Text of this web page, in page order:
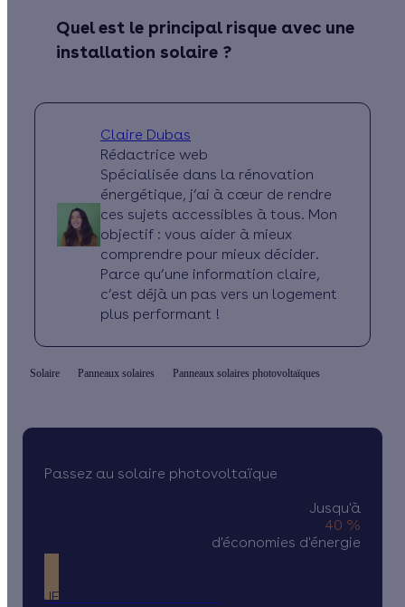
Quel est le principal risque avec une
installation solaire ?
Claire Dubas
Rédactrice web
Spécialisée dans la rénovation
énergétique, j’ai à cœur de rendre
ces sujets accessibles à tous. Mon
objectif : vous aider à mieux
comprendre pour mieux décider.
Parce qu’une information claire,
c’est déjà un pas vers un logement
plus performant !
Solaire Panneaux solaires Panneaux solaires photovoltaïques
Passez au solaire photovoltaïque
Jusqu'à
40 %
d'économies d'énergie
JE DÉCOUVRE MES PRIMES